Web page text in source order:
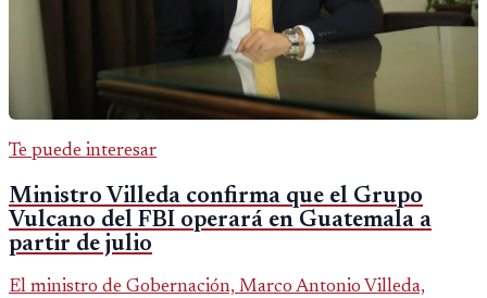
Te puede interesar
Ministro Villeda confirma que el Grupo
Vulcano del FBI operará en Guatemala a
partir de julio
El ministro de Gobernación, Marco Antonio Villeda,